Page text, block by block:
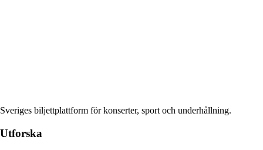
Sveriges biljettplattform för konserter, sport och underhållning.
Utforska